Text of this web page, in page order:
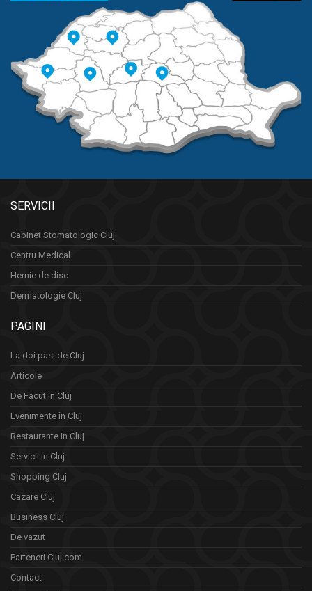
SERVICII
Cabinet Stomatologic Cluj
Centru Medical
Hernie de disc
Dermatologie Cluj
PAGINI
La doi pasi de Cluj
Articole
De Facut in Cluj
Evenimente în Cluj
Restaurante in Cluj
Servicii in Cluj
Shopping Cluj
Cazare Cluj
Business Cluj
De vazut
Parteneri Cluj.com
Contact